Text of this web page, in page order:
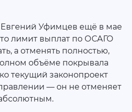
Уфимцев ещё в мае
лимит выплат по ОСАГО
а отменять полностью,
объёме покрывала
текущий законопроект
— он не отменяет